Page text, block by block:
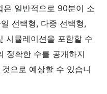
은 일반적으로 90분이 소
선택형, 다중 선택형,
시뮬레이션을 포함할 수
정확한 수를 공개하지
으로 예상할 수 있습니